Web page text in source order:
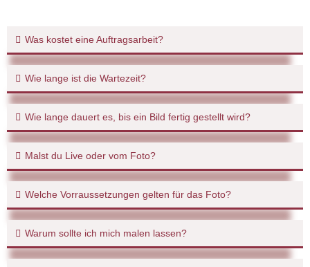
Was kostet eine Auftragsarbeit?
Wie lange ist die Wartezeit?
Wie lange dauert es, bis ein Bild fertig gestellt wird?
Malst du Live oder vom Foto?
Welche Vorraussetzungen gelten für das Foto?
Warum sollte ich mich malen lassen?